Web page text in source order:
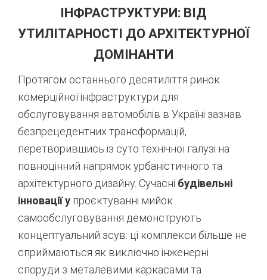
ІНФРАСТРУКТУРИ: ВІД
УТИЛІТАРНОСТІ ДО АРХІТЕКТУРНОЇ
ДОМІНАНТИ
Протягом останнього десятиліття ринок
комерційної інфраструктури для
обслуговування автомобілів в Україні зазнав
безпрецедентних трансформацій,
перетворившись із суто технічної галузі на
повноцінний напрямок урбаністичного та
архітектурного дизайну. Сучасні будівельні
інновації у проєктуванні мийок
самообслуговування демонструють
концептуальний зсув: ці комплекси більше не
сприймаються як виключно інженерні
споруди з металевими каркасами та